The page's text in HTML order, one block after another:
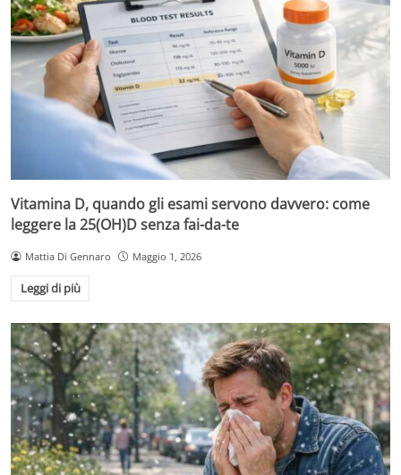
Vitamina D, quando gli esami servono davvero: come
leggere la 25(OH)D senza fai-da-te
Mattia Di Gennaro Maggio 1, 2026
Leggi di più